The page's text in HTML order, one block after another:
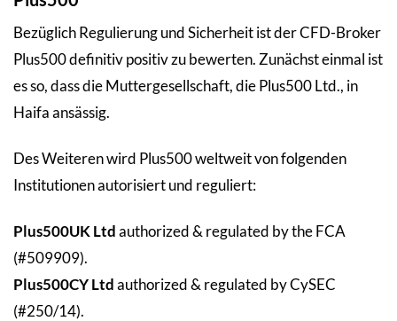
Bezüglich Regulierung und Sicherheit ist der CFD-Broker
Plus500 definitiv positiv zu bewerten. Zunächst einmal ist
es so, dass die Muttergesellschaft, die Plus500 Ltd., in
Haifa ansässig.
Des Weiteren wird Plus500 weltweit von folgenden
Institutionen autorisiert und reguliert:
Plus500UK Ltdauthorized & regulated by the FCA
(#509909).
Plus500CY Ltdauthorized & regulated by CySEC
(#250/14).